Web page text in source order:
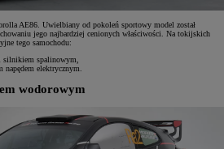
AE86. Uwielbiany od pokoleń sportowy model został
jego najbardziej cenionych właściwości. Na tokijskich
tego samochodu:
silnikiem spalinowym,
elektrycznym.
wodorowym